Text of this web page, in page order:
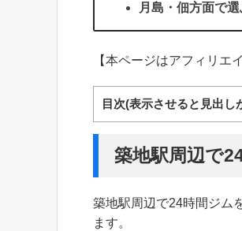
月島・佃方面で選
【本ページはアフィリエ
目次(表示させると見出し
築地駅周辺で
築地駅周辺で24時間ジム
ます。